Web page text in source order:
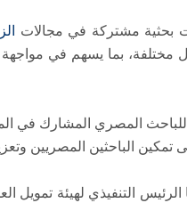
بحثية مشتركة في مجالات
بما يسهم في مواجهة
الباحثين المصريين
التنفيذي لهيئة تمويل